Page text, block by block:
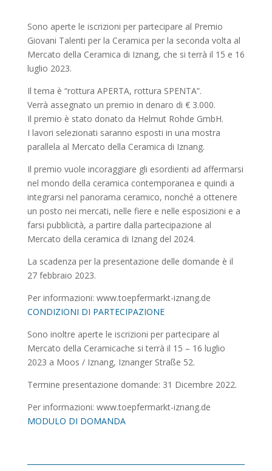
Sono aperte le iscrizioni per partecipare al Premio
Giovani Talenti per la Ceramica per la seconda volta al
Mercato della Ceramica di Iznang, che si terrà il 15 e 16
luglio 2023.
Il tema è “rottura APERTA, rottura SPENTA”.
Verrà assegnato un premio in denaro di € 3.000.
Il premio è stato donato da Helmut Rohde GmbH.
I lavori selezionati saranno esposti in una mostra
parallela al Mercato della Ceramica di Iznang.
Il premio vuole incoraggiare gli esordienti ad affermarsi
nel mondo della ceramica contemporanea e quindi a
integrarsi nel panorama ceramico, nonché a ottenere
un posto nei mercati, nelle fiere e nelle esposizioni e a
farsi pubblicità, a partire dalla partecipazione al
Mercato della ceramica di Iznang del 2024.
La scadenza per la presentazione delle domande è il
27 febbraio 2023.
Per informazioni: www.toepfermarkt-iznang.de
CONDIZIONI DI PARTECIPAZIONE
Sono inoltre aperte le iscrizioni per partecipare al
Mercato della Ceramicache si terrà il 15 – 16 luglio
2023 a Moos / Iznang, Iznanger Straße 52.
Termine presentazione domande: 31 Dicembre 2022.
Per informazioni: www.toepfermarkt-iznang.de
MODULO DI DOMANDA